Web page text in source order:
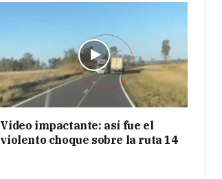
Video impactante: así fue el
violento choque sobre la ruta 14